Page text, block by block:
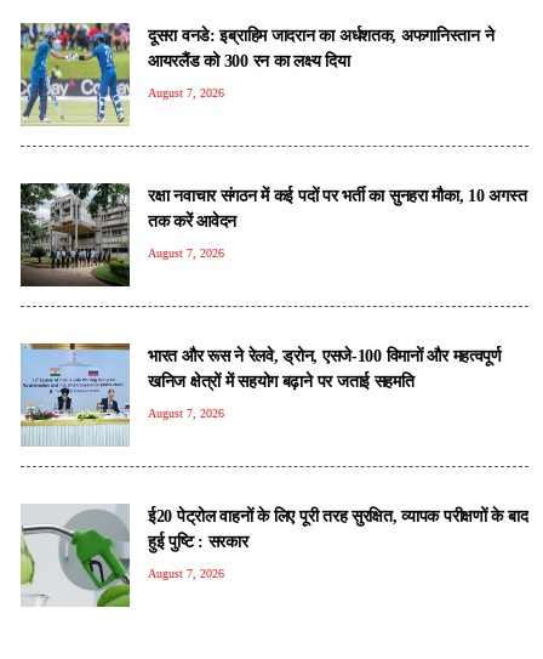
दूसरा वनडे: इब्राहिम जादरान का अर्धशतक, अफगानिस्तान ने
आयरलैंड को 300 रन का लक्ष्य दिया
August 7, 2026
रक्षा नवाचार संगठन में कई पदों पर भर्ती का सुनहरा मौका, 10 अगस्त
तक करें आवेदन
August 7, 2026
भारत और रूस ने रेलवे, ड्रोन, एसजे-100 विमानों और महत्वपूर्ण
खनिज क्षेत्रों में सहयोग बढ़ाने पर जताई सहमति
August 7, 2026
ई20 पेट्रोल वाहनों के लिए पूरी तरह सुरक्षित, व्यापक परीक्षणों के बाद
हुई पुष्टि : सरकार
August 7, 2026